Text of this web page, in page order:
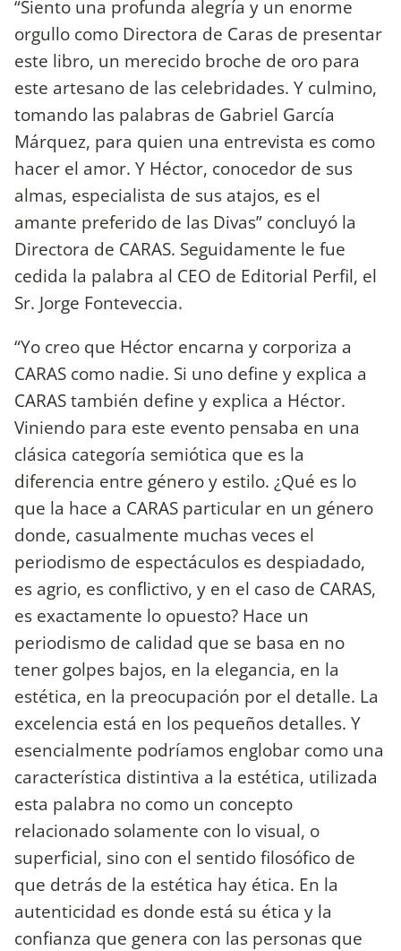
“Siento una profunda alegría y un enorme
orgullo como Directora de Caras de presentar
este libro, un merecido broche de oro para
este artesano de las celebridades. Y culmino,
tomando las palabras de Gabriel García
Márquez, para quien una entrevista es como
hacer el amor. Y Héctor, conocedor de sus
almas, especialista de sus atajos, es el
amante preferido de las Divas” concluyó la
Directora de CARAS. Seguidamente le fue
cedida la palabra al CEO de Editorial Perfil, el
Sr. Jorge Fonteveccia.
“Yo creo que Héctor encarna y corporiza a
CARAS como nadie. Si uno define y explica a
CARAS también define y explica a Héctor.
Viniendo para este evento pensaba en una
clásica categoría semiótica que es la
diferencia entre género y estilo. ¿Qué es lo
que la hace a CARAS particular en un género
donde, casualmente muchas veces el
periodismo de espectáculos es despiadado,
es agrio, es conflictivo, y en el caso de CARAS,
es exactamente lo opuesto? Hace un
periodismo de calidad que se basa en no
tener golpes bajos, en la elegancia, en la
estética, en la preocupación por el detalle. La
excelencia está en los pequeños detalles. Y
esencialmente podríamos englobar como una
característica distintiva a la estética, utilizada
esta palabra no como un concepto
relacionado solamente con lo visual, o
superficial, sino con el sentido filosófico de
que detrás de la estética hay ética. En la
autenticidad es donde está su ética y la
confianza que genera con las personas que